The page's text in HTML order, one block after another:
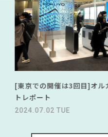
[東京での開催は3回目]オ
トレポート
2024.07.02 TUE